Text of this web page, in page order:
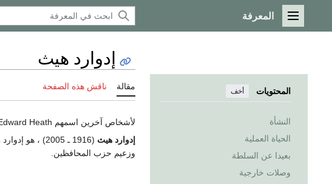
القائمة الرئيسية
المعرفة
المحتويات أخف
النشأة
الحياة العملية
بعيدا عن السلطة
وصلات خارجية
إدوارد هيث
مقالة ناقش هذه الصفحة
لأشخاص آخرين اسمهم Edward Heath, انظر
إدوارد هيث
وزعيم حزب المحافظين.